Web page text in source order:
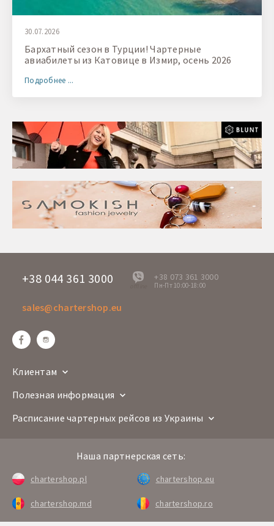
30.07.2026
Бархатный сезон в Турции! Чартерные
авиабилеты из Катовице в Измир, осень 2026
Подробнее ...
+38 044 361 3000
offline
+38 073 361 3000
Пн-Пт 10:00-18:00
sales@chartershop.eu
Клиентам
Полезная информация
Расписание чартерных рейсов из Украины
Наша партнерская сеть:
chartershop.pl chartershop.eu
chartershop.md chartershop.ro